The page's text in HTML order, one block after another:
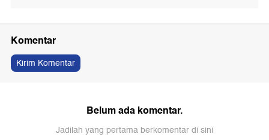
Komentar
Kirim Komentar
Belum ada komentar.
Jadilah yang pertama berkomentar di sini